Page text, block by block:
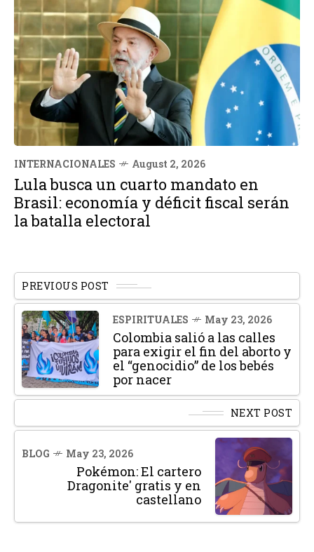
INTERNACIONALES August 2, 2026
Lula busca un cuarto mandato en
Brasil: economía y déficit fiscal serán
la batalla electoral
PREVIOUS POST
ESPIRITUALES May 23, 2026
Colombia salió a las calles
para exigir el fin del aborto y
el “genocidio” de los bebés
por nacer
NEXT POST
BLOG May 23, 2026
Pokémon: El cartero
Dragonite' gratis y en
castellano